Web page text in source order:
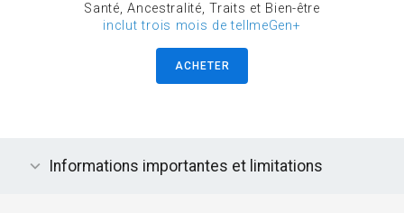
Santé, Ancestralité, Traits et Bien-être
inclut trois mois de tellmeGen+
ACHETER
Informations importantes et limitations